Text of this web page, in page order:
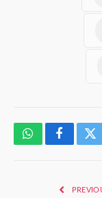
WhatsApp